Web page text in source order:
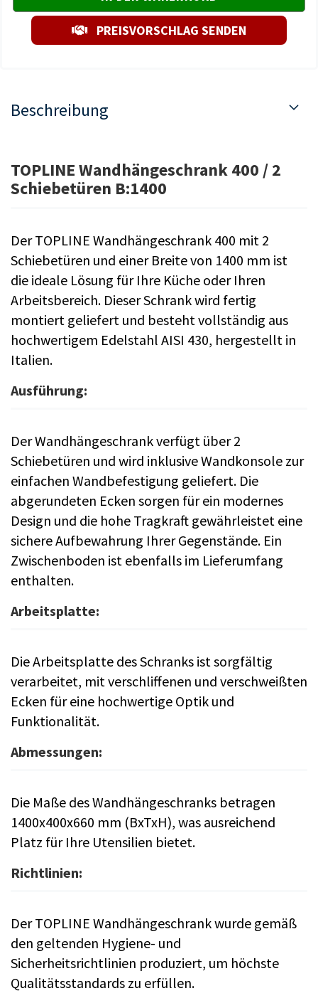
PREISVORSCHLAG SENDEN
Beschreibung
TOPLINE Wandhängeschrank 400 / 2
Schiebetüren B:1400
Der TOPLINE Wandhängeschrank 400 mit 2
Schiebetüren und einer Breite von 1400 mm ist
die ideale Lösung für Ihre Küche oder Ihren
Arbeitsbereich. Dieser Schrank wird fertig
montiert geliefert und besteht vollständig aus
hochwertigem Edelstahl AISI 430, hergestellt in
Italien.
Ausführung:
Der Wandhängeschrank verfügt über 2
Schiebetüren und wird inklusive Wandkonsole zur
einfachen Wandbefestigung geliefert. Die
abgerundeten Ecken sorgen für ein modernes
Design und die hohe Tragkraft gewährleistet eine
sichere Aufbewahrung Ihrer Gegenstände. Ein
Zwischenboden ist ebenfalls im Lieferumfang
enthalten.
Arbeitsplatte:
Die Arbeitsplatte des Schranks ist sorgfältig
verarbeitet, mit verschliffenen und verschweißten
Ecken für eine hochwertige Optik und
Funktionalität.
Abmessungen:
Die Maße des Wandhängeschranks betragen
1400x400x660 mm (BxTxH), was ausreichend
Platz für Ihre Utensilien bietet.
Richtlinien:
Der TOPLINE Wandhängeschrank wurde gemäß
den geltenden Hygiene- und
Sicherheitsrichtlinien produziert, um höchste
Qualitätsstandards zu erfüllen.